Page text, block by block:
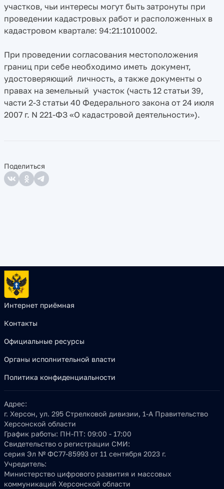
участков, чьи интересы могут быть затронуты при
проведении кадастровых работ и расположенных в
кадастровом квартале: 94:21:1010002.
При проведении согласования местоположения
границ при себе необходимо иметь документ,
удостоверяющий личность, а также документы о
правах на земельный участок (часть 12 статьи 39,
части 2-3 статьи 40 Федерального закона от 24 июля
2007 г. N 221-ФЗ «О кадастровой деятельности»).
Поделиться
Интернет приёмная
Контакты
Официальные ресурсы
Органы исполнительной власти
Политика конфиденциальности
Адрес:
г. Херсон, ул. 295 Стрелковой дивизии, 1-А Правительство
Херсонской области
График работы: ПН-ПТ: 09:00 - 17:00
Свидетельство о регистрации СМИ:
серия Эл № ФС77-85993 от 11 сентября 2023 г.
Учредитель:
Министерство цифрового развития и массовых
коммуникаций Херсонской области